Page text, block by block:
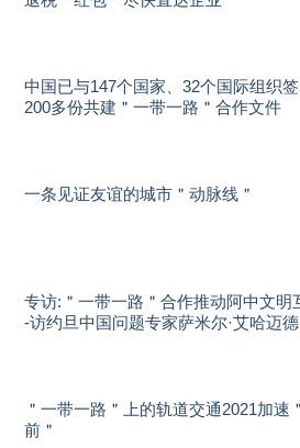
中国已与147个国家、32个国际组织
200多份共建＂一带一路＂合作文件
一条见证友谊的城市＂动脉线＂
专访:＂一带一路＂合作推动阿中文明
-访约旦中国问题专家萨米尔·艾哈迈德
＂一带一路＂上的轨道交通2021加速
前＂